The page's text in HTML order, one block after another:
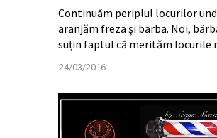
Continuăm periplul locurilor
aranjăm freza și barba. Noi,
suțin faptul că merităm locurile
24/03/2016